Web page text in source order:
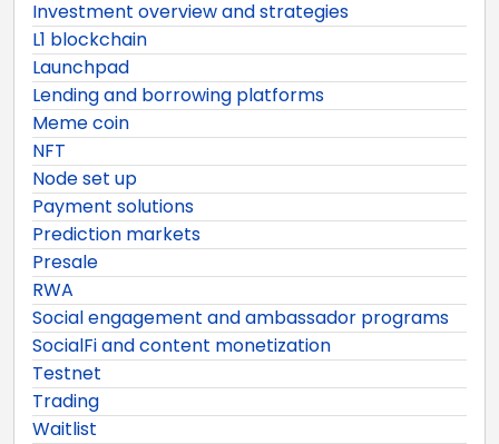
Investment overview and strategies
L1 blockchain
Launchpad
Lending and borrowing platforms
Meme coin
NFT
Node set up
Payment solutions
Prediction markets
Presale
RWA
Social engagement and ambassador programs
SocialFi and content monetization
Testnet
Trading
Waitlist